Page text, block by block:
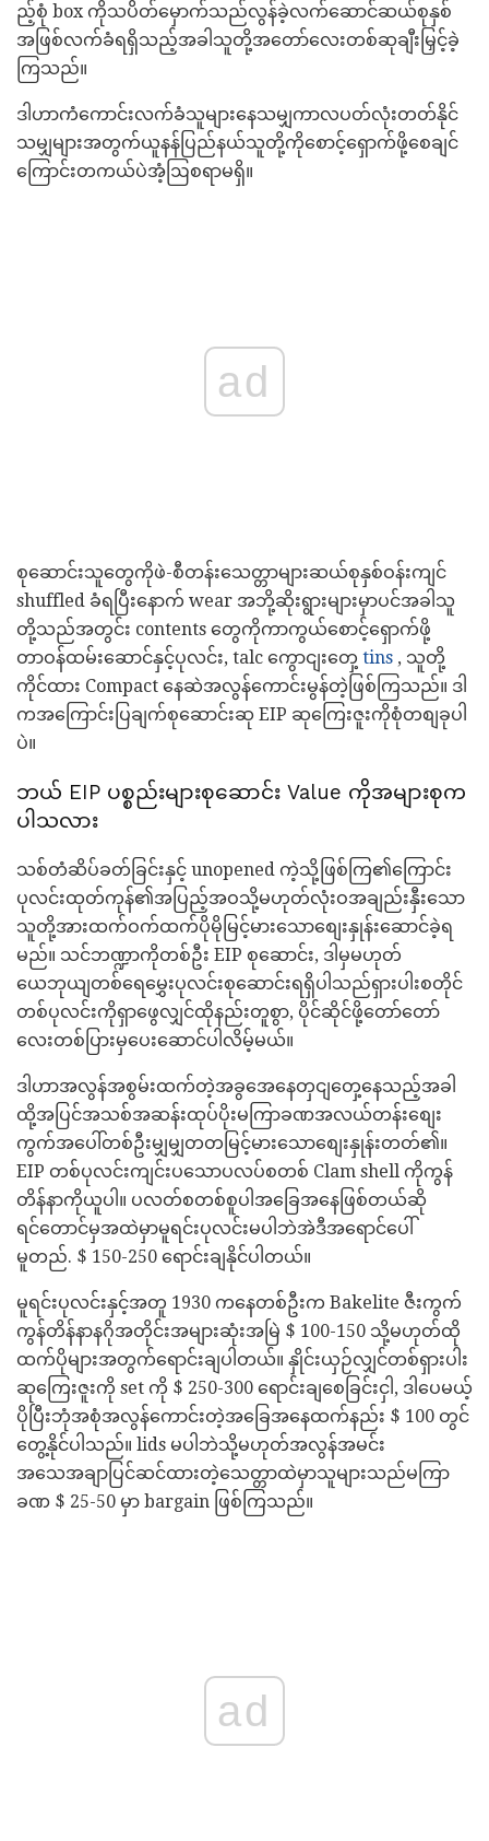
ည့်စုံ box ကိုသပိတ်မှောက်သည်လွန်ခဲ့လက်ဆောင်ဆယ်စုနှစ်
အဖြစ်လက်ခံရရှိသည့်အခါသူတို့အတော်လေးတစ်ဆုချီးမြှင့်ခဲ့
ကြသည်။
ဒါဟာကံကောင်းလက်ခံသူများနေသမျှကာလပတ်လုံးတတ်နိုင်
သမျှများအတွက်ယူနန်ပြည်နယ်သူတို့ကိုစောင့်ရှောက်ဖို့စေချင်
ကြောင်းတကယ်ပဲအံ့ဩစရာမရှိ။
ad
စုဆောင်းသူတွေကိုဖဲ-စီတန်းသေတ္တာများဆယ်စုနှစ်ဝန်းကျင်
shuffled ခံရပြီးနောက် wear အဘို့ဆိုးရွားများမှာပင်အခါသူ
တို့သည်အတွင်း contents တွေကိုကာကွယ်စောင့်ရှောက်ဖို့
တာဝန်ထမ်းဆောင်နှင့်ပုလင်း, talc ကွောငျးတှေ့ tins , သူတို့
ကိုင်ထား Compact နေဆဲအလွန်ကောင်းမွန်တဲ့ဖြစ်ကြသည်။ ဒါ
ကအကြောင်းပြချက်စုဆောင်းဆု EIP ဆုကြေးဇူးကိုစုံတစျခုပါ
ပဲ။
ဘယ် EIP ပစ္စည်းများစုဆောင်း Value ကိုအများစုက
ပါသလား
သစ်တံဆိပ်ခတ်ခြင်းနှင့် unopened ကဲ့သို့ဖြစ်ကြ၏ကြောင်း
ပုလင်းထုတ်ကုန်၏အပြည့်အဝသို့မဟုတ်လုံးဝအချည်းနှီးသော
သူတို့အားထက်ဝက်ထက်ပိုမိုမြင့်မားသောစျေးနှုန်းဆောင်ခဲ့ရ
မည်။ သင်ဘဏ္ဍာကိုတစ်ဦး EIP စုဆောင်း, ဒါမှမဟုတ်
ယေဘုယျတစ်ရေမွှေးပုလင်းစုဆောင်းရရှိပါသည်ရှားပါးစတိုင်
တစ်ပုလင်းကိုရှာဖွေလျှင်ထိုနည်းတူစွာ, ပိုင်ဆိုင်ဖို့တော်တော်
လေးတစ်ပြားမှပေးဆောင်ပါလိမ့်မယ်။
ဒါဟာအလွန်အစွမ်းထက်တဲ့အခွအေနေတှငျတှေ့နေသည့်အခါ
ထို့အပြင်အသစ်အဆန်းထုပ်ပိုးမကြာခဏအလယ်တန်းစျေး
ကွက်အပေါ်တစ်ဦးမျှမျှတတမြင့်မားသောစျေးနှုန်းတတ်၏။
EIP တစ်ပုလင်းကျင်းပသောပလပ်စတစ် Clam shell ကိုကွန်
တိန်နာကိုယူပါ။ ပလတ်စတစ်စူပါအခြေအနေဖြစ်တယ်ဆို
ရင်တောင်မှအထဲမှာမူရင်းပုလင်းမပါဘဲအဲဒီအရောင်ပေါ်
မူတည်. $ 150-250 ရောင်းချနိုင်ပါတယ်။
မူရင်းပုလင်းနှင့်အတူ 1930 ကနေတစ်ဦးက Bakelite ဇီးကွက်
ကွန်တိန်နာနဂိုအတိုင်းအများဆုံးအမြဲ $ 100-150 သို့မဟုတ်ထို
ထက်ပိုများအတွက်ရောင်းချပါတယ်။ နှိုင်းယှဉ်လျှင်တစ်ရှားပါး
ဆုကြေးဇူးကို set ကို $ 250-300 ရောင်းချစေခြင်းငှါ, ဒါပေမယ့်
ပိုပြီးဘုံအစုံအလွန်ကောင်းတဲ့အခြေအနေထက်နည်း $ 100 တွင်
တွေ့နိုင်ပါသည်။ lids မပါဘဲသို့မဟုတ်အလွန်အမင်း
အသေအချာပြင်ဆင်ထားတဲ့သေတ္တာထဲမှာသူများသည်မကြာ
ခဏ $ 25-50 မှာ bargain ဖြစ်ကြသည်။
ad